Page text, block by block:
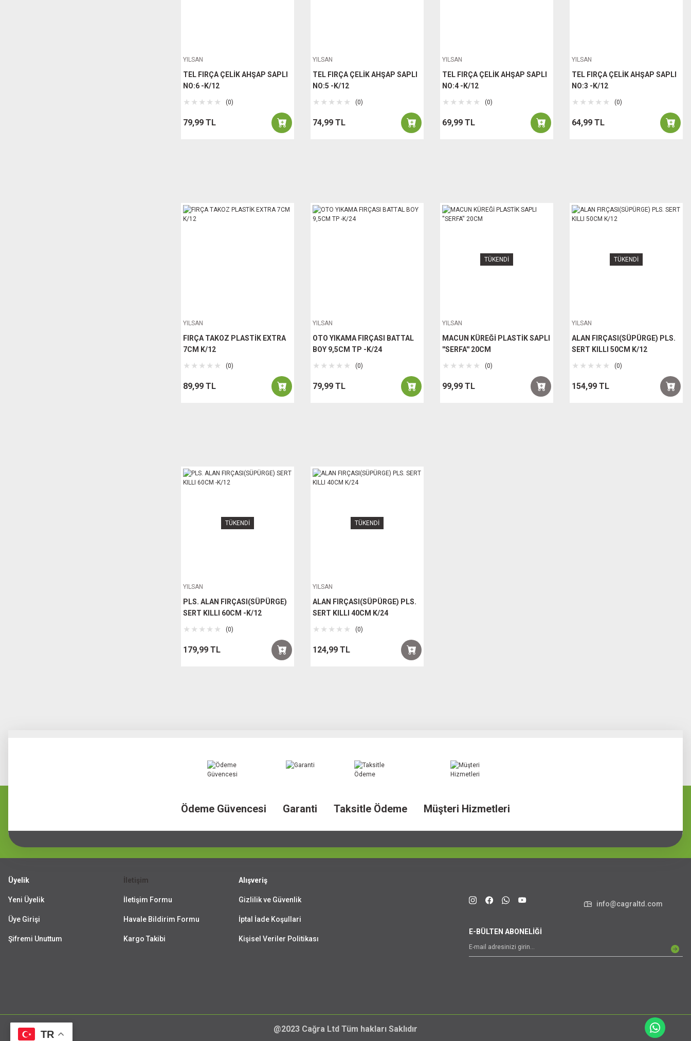
YILSAN
TEL FIRÇA ÇELİK AHŞAP SAPLI
NO:6 -K/12
(0)
79,99 TL
YILSAN
TEL FIRÇA ÇELİK AHŞAP SAPLI
NO:5 -K/12
(0)
74,99 TL
YILSAN
TEL FIRÇA ÇELİK AHŞAP SAPLI
NO:4 -K/12
(0)
69,99 TL
YILSAN
TEL FIRÇA ÇELİK AHŞAP SAPLI
NO:3 -K/12
(0)
64,99 TL
YILSAN
FIRÇA TAKOZ PLASTİK EXTRA
7CM K/12
(0)
89,99 TL
YILSAN
OTO YIKAMA FIRÇASI BATTAL
BOY 9,5CM TP -K/24
(0)
79,99 TL
TÜKENDİ
YILSAN
MACUN KÜREĞİ PLASTİK SAPLI
''SERFA'' 20CM
(0)
99,99 TL
TÜKENDİ
YILSAN
ALAN FIRÇASI(SÜPÜRGE) PLS.
SERT KILLI 50CM K/12
(0)
154,99 TL
TÜKENDİ
YILSAN
PLS. ALAN FIRÇASI(SÜPÜRGE)
SERT KILLI 60CM -K/12
(0)
179,99 TL
TÜKENDİ
YILSAN
ALAN FIRÇASI(SÜPÜRGE) PLS.
SERT KILLI 40CM K/24
(0)
124,99 TL
Ödeme Güvencesi Garanti Taksitle Ödeme Müşteri Hizmetleri
Üyelik
Yeni Üyelik
Üye Girişi
Şifremi Unuttum
İletişim
İletişim Formu
Havale Bildirim Formu
Kargo Takibi
Alışveriş
Gizlilik ve Güvenlik
İptal İade Koşullari
Kişisel Veriler Politikası
TR
info@cagraltd.com
E-BÜLTEN ABONELİĞİ
@2023 Cağra Ltd Tüm hakları Saklıdır